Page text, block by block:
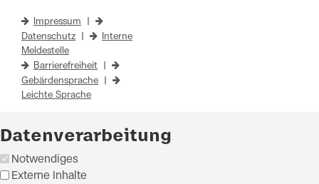
Impressum
Datenschutz
Interne
Meldestelle
Barrierefreiheit
Gebärdensprache
Leichte Sprache
Datenverarbeitung
Notwendiges
Externe Inhalte